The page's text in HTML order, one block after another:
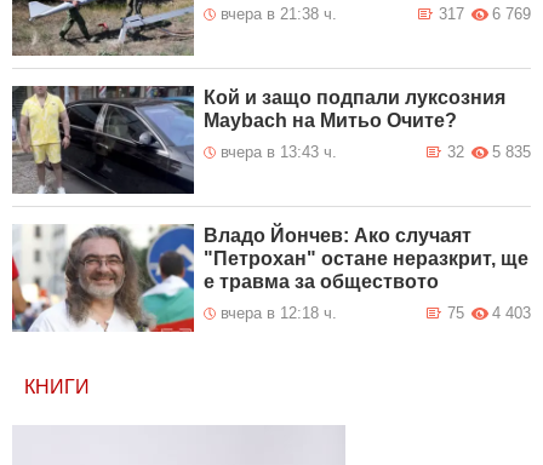
вчера в 21:38 ч. 6 769
317
Кой и защо подпали луксозния
Maybach на Митьо Очите?
вчера в 13:43 ч. 5 835
32
Владо Йончев: Ако случаят
"Петрохан" остане неразкрит, ще
е травма за обществото
вчера в 12:18 ч. 4 403
75
КНИГИ